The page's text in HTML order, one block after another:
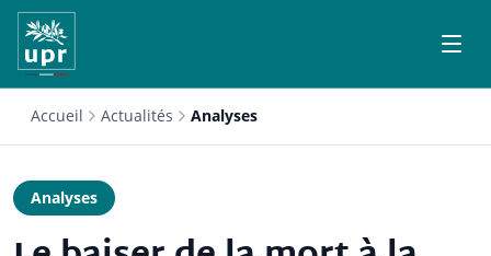
Accueil Actualités Analyses
Analyses